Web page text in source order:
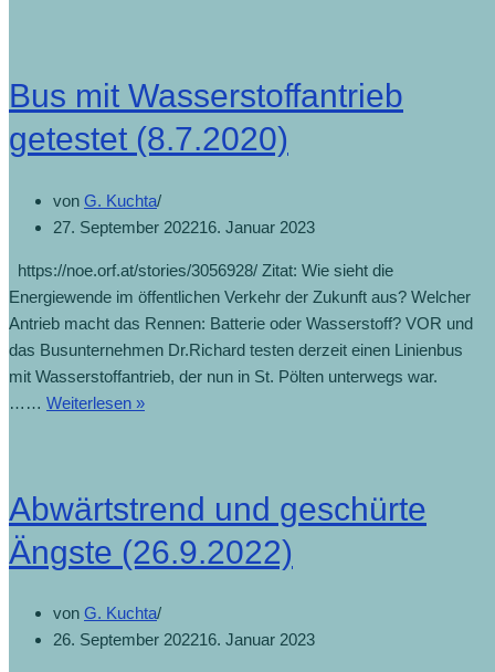
erbärmliche
(5.7.2023)
Bus mit Wasserstoffantrieb
getestet (8.7.2020)
von G. Kuchta
27. September 202216. Januar 2023
https://noe.orf.at/stories/3056928/ Zitat: Wie sieht die
Energiewende im öffentlichen Verkehr der Zukunft aus? Welcher
Antrieb macht das Rennen: Batterie oder Wasserstoff? VOR und
das Busunternehmen Dr.Richard testen derzeit einen Linienbus
mit Wasserstoffantrieb, der nun in St. Pölten unterwegs war.
…… Weiterlesen »Bus
(8.7.2020)
Abwärtstrend und geschürte
Ängste (26.9.2022)
von G. Kuchta
26. September 202216. Januar 2023